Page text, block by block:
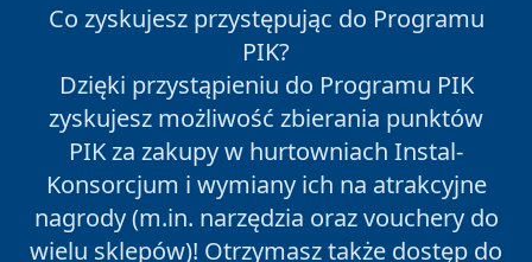
Co zyskujesz przystępując do Programu
PIK?
Dzięki przystąpieniu do Programu PIK
zyskujesz możliwość zbierania punktów
PIK za zakupy w hurtowniach Instal-
Konsorcjum i wymiany ich na atrakcyjne
nagrody (m.in. narzędzia oraz vouchery do
wielu sklepów)! Otrzymasz także dostęp do